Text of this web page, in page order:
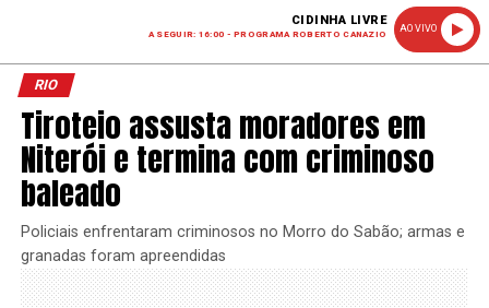
CIDINHA LIVRE
A SEGUIR: 16:00 - PROGRAMA ROBERTO CANAZIO
AO VIVO
RIO
Tiroteio assusta moradores em
Niterói e termina com criminoso
baleado
Policiais enfrentaram criminosos no Morro do Sabão; armas e
granadas foram apreendidas